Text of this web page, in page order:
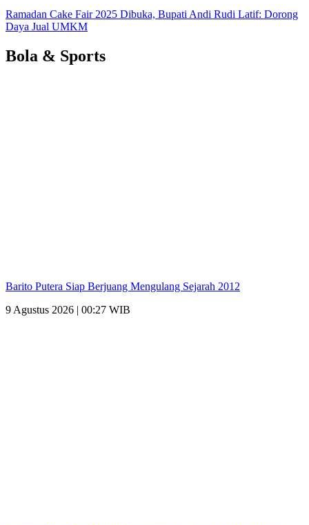
Ramadan Cake Fair 2025 Dibuka, Bupati Andi Rudi Latif: Dorong
Daya Jual UMKM
Bola & Sports
Barito Putera Siap Berjuang Mengulang Sejarah 2012
9 Agustus 2026 | 00:27 WIB